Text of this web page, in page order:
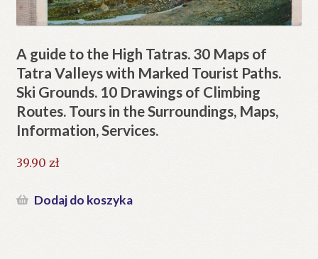
A guide to the High Tatras. 30 Maps of
Tatra Valleys with Marked Tourist Paths.
Ski Grounds. 10 Drawings of Climbing
Routes. Tours in the Surroundings, Maps,
Information, Services.
39.90 zł
Dodaj do koszyka